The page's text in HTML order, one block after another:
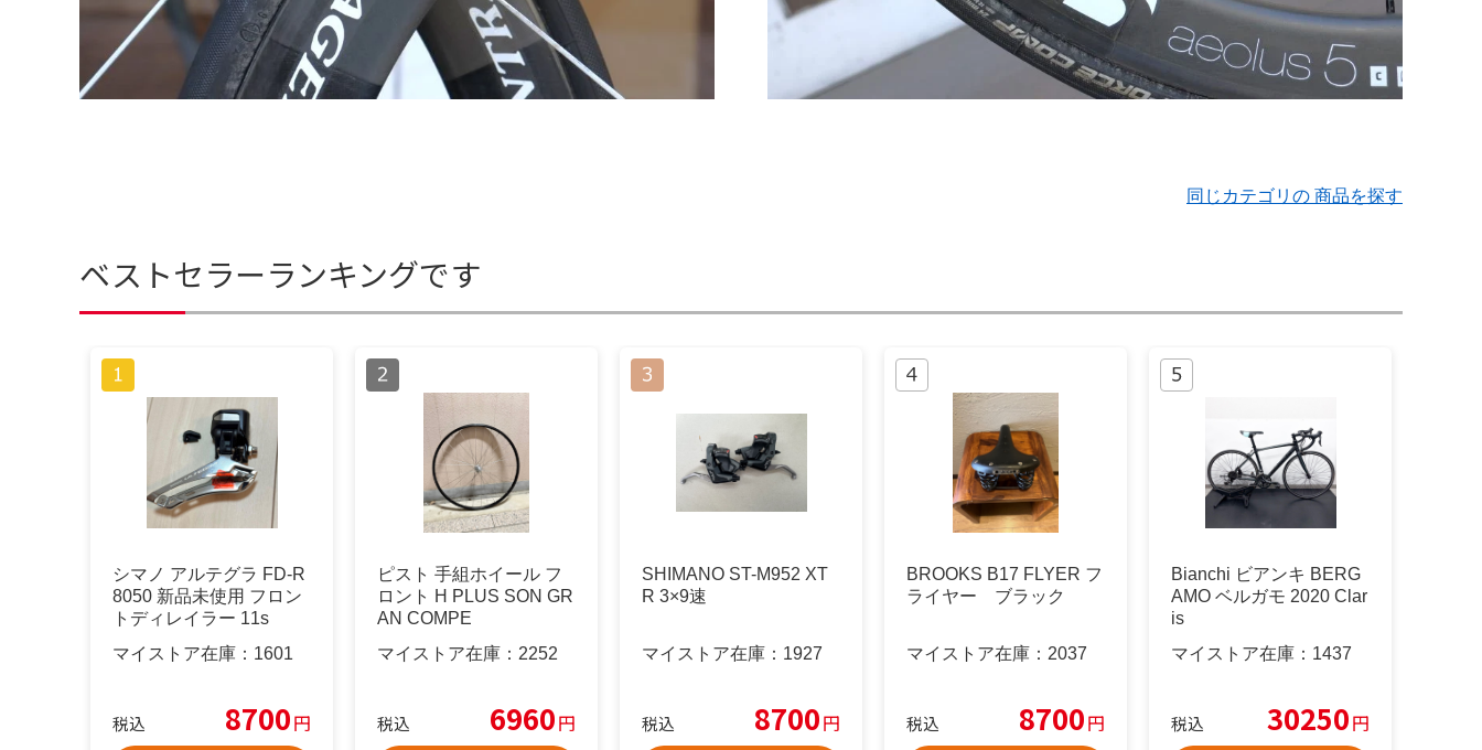
同じカテゴリの 商品を探す
ベストセラーランキングです
シマノ アルテグラ FD-R
8050 新品未使用 フロン
トディレイラー 11s
マイストア在庫： 1601
税込 8700円
ピスト 手組ホイール フ
ロント H PLUS SON GR
AN COMPE
マイストア在庫： 2252
税込 6960円
SHIMANO ST-M952 XT
R 3×9速
マイストア在庫： 1927
税込 8700円
BROOKS B17 FLYER フ
ライヤー ブラック
マイストア在庫： 2037
税込 8700円
Bianchi ビアンキ BERG
AMO ベルガモ 2020 Clar
is
マイストア在庫： 1437
税込 30250円